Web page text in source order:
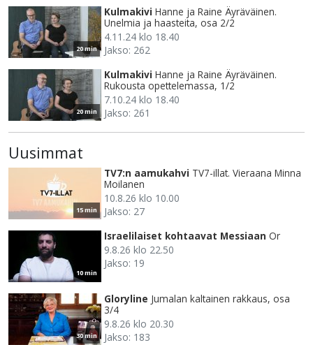
20 min
Kulmakivi Hanne ja Raine Äyräväinen.
Unelmia ja haasteita, osa 2/2
4.11.24 klo 18.40
Jakso: 262
20 min
Kulmakivi Hanne ja Raine Äyräväinen.
Rukousta opettelemassa, 1/2
7.10.24 klo 18.40
Jakso: 261
Uusimmat
15 min
TV7:n aamukahvi TV7-illat. Vieraana Minna
Moilanen
10.8.26 klo 10.00
Jakso: 27
10 min
Israelilaiset kohtaavat Messiaan Or
9.8.26 klo 22.50
Jakso: 19
30 min
Gloryline Jumalan kaltainen rakkaus, osa
3/4
9.8.26 klo 20.30
Jakso: 183